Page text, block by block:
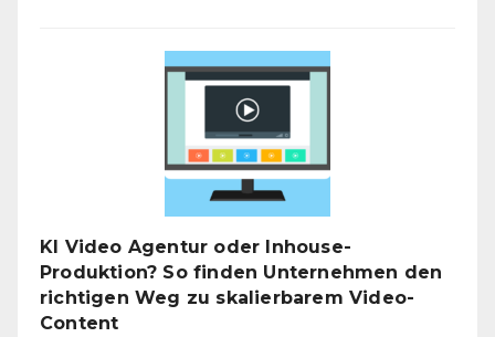
den
Mittelstand:
jetzt
der
richtige
Zeitpunkt
eine
unternehmensweite
KI-
KI Video Agentur oder Inhouse-
Produktion? So finden Unternehmen den
richtigen Weg zu skalierbarem Video-
Content